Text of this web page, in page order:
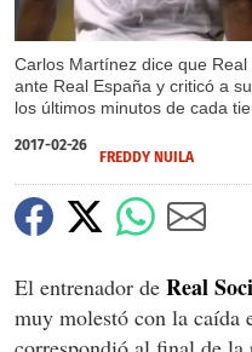
Carlos Martínez dice que
ante Real España y criticó a
los últimos minutos de cada
2017-02-26
FREDDY NUILA
El entrenador de Real
muy molestó con la caída